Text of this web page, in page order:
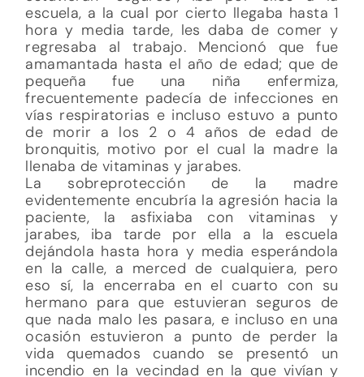
escuela, a la cual por cierto llegaba hasta 1
hora y media tarde, les daba de comer y
regresaba al trabajo. Mencionó que fue
amamantada hasta el año de edad; que de
pequeña fue una niña enfermiza,
frecuentemente padecía de infecciones en
vías respiratorias e incluso estuvo a punto
de morir a los 2 o 4 años de edad de
bronquitis, motivo por el cual la madre la
llenaba de vitaminas y jarabes.
La sobreprotección de la madre
evidentemente encubría la agresión hacia la
paciente, la asfixiaba con vitaminas y
jarabes, iba tarde por ella a la escuela
dejándola hasta hora y media esperándola
en la calle, a merced de cualquiera, pero
eso sí, la encerraba en el cuarto con su
hermano para que estuvieran seguros de
que nada malo les pasara, e incluso en una
ocasión estuvieron a punto de perder la
vida quemados cuando se presentó un
incendio en la vecindad en la que vivían y